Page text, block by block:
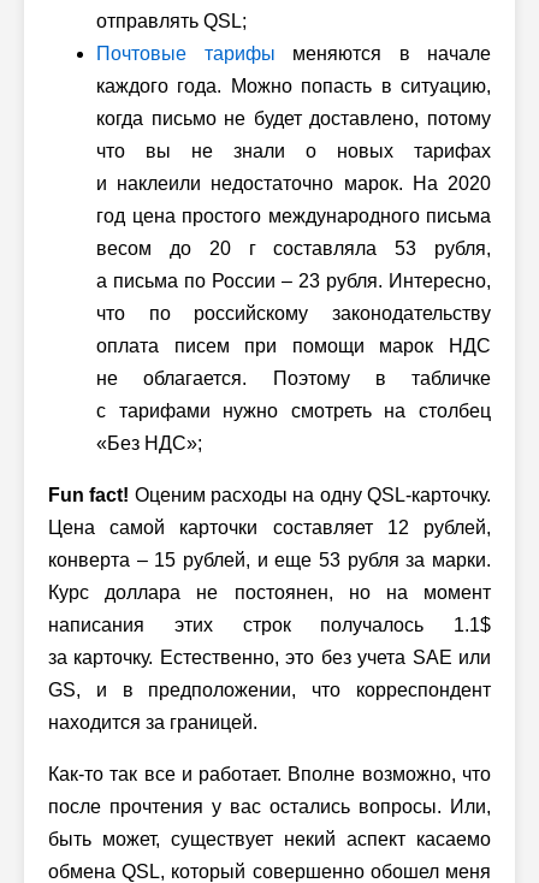
отправлять QSL;
Почтовые тарифы меняются в начале
каждого года. Можно попасть в ситуацию,
когда письмо не будет доставлено, потому
что вы не знали о новых тарифах
и наклеили недостаточно марок. На 2020
год цена простого международного письма
весом до 20 г составляла 53 рубля,
а письма по России – 23 рубля. Интересно,
что по российскому законодательству
оплата писем при помощи марок НДС
не облагается. Поэтому в табличке
с тарифами нужно смотреть на столбец
«Без НДС»;
Fun fact! Оценим расходы на одну QSL-карточку.
Цена самой карточки составляет 12 рублей,
конверта – 15 рублей, и еще 53 рубля за марки.
Курс доллара не постоянен, но на момент
написания этих строк получалось 1.1$
за карточку. Естественно, это без учета SAE или
GS, и в предположении, что корреспондент
находится за границей.
Как-то так все и работает. Вполне возможно, что
после прочтения у вас остались вопросы. Или,
быть может, существует некий аспект касаемо
обмена QSL, который совершенно обошел меня